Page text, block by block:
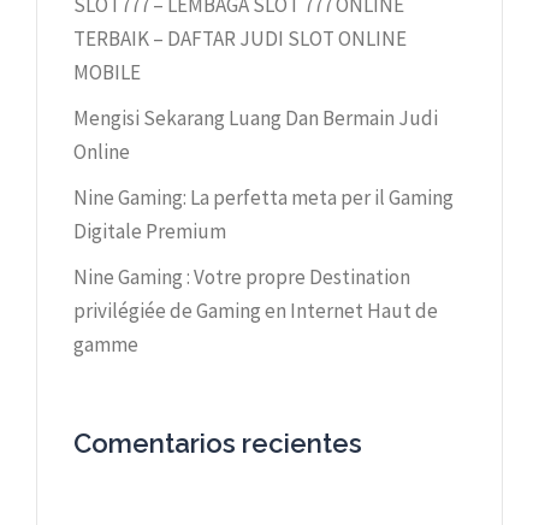
TERBAIK – DAFTAR JUDI SLOT ONLINE
MOBILE
Mengisi Sekarang Luang Dan Bermain Judi
Online
Nine Gaming: La perfetta meta per il Gaming
Digitale Premium
Nine Gaming : Votre propre Destination
privilégiée de Gaming en Internet Haut de
gamme
Comentarios recientes